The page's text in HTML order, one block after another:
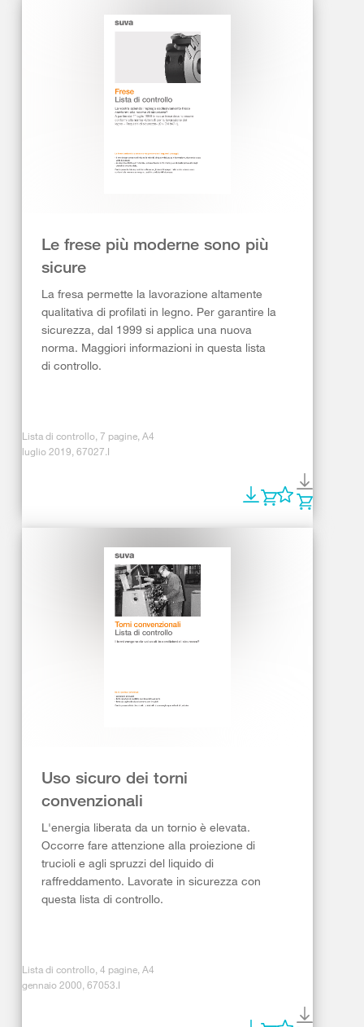
Le frese più moderne sono più
sicure
La fresa permette la lavorazione altamente
qualitativa di profilati in legno. Per garantire la
sicurezza, dal 1999 si applica una nuova
norma. Maggiori informazioni in questa lista
di controllo.
Lista di controllo, 7 pagine, A4
luglio 2019, 67027.I
Uso sicuro dei torni
convenzionali
L'energia liberata da un tornio è elevata.
Occorre fare attenzione alla proiezione di
trucioli e agli spruzzi del liquido di
raffreddamento. Lavorate in sicurezza con
questa lista di controllo.
Lista di controllo, 4 pagine, A4
gennaio 2000, 67053.I